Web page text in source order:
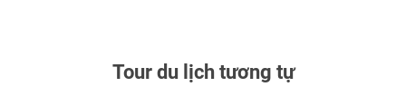
Tour du lịch tương tự